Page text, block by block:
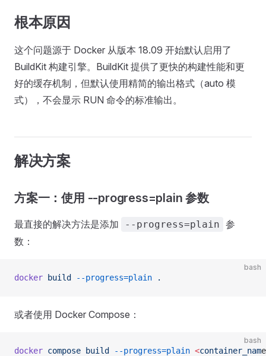
根本原因
这个问题源于 Docker 从版本 18.09 开始默认启用了
BuildKit 构建引擎。BuildKit 提供了更快的构建性能和更
好的缓存机制，但默认使用精简的输出格式（auto 模
式），不会显示 RUN 命令的标准输出。
解决方案
方案一：使用 --progress=plain 参数
最直接的解决方法是添加 --progress=plain 参
数：
bash
docker build --progress=plain .
或者使用 Docker Compose：
bash
docker compose build --progress=plain <container_name